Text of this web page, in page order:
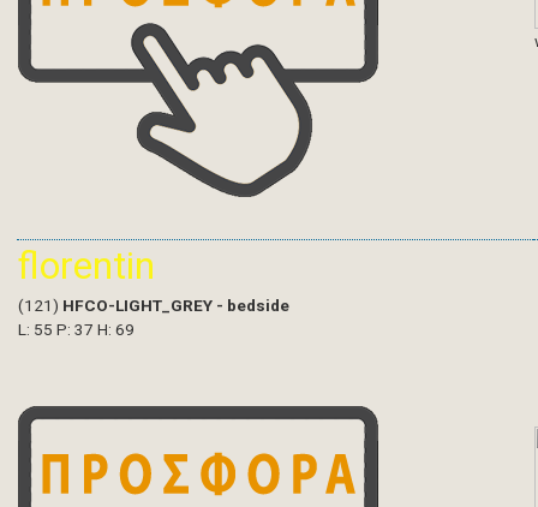
florentin
(121) HFCO-LIGHT_GREY - bedside
L: 55 P: 37 H: 69